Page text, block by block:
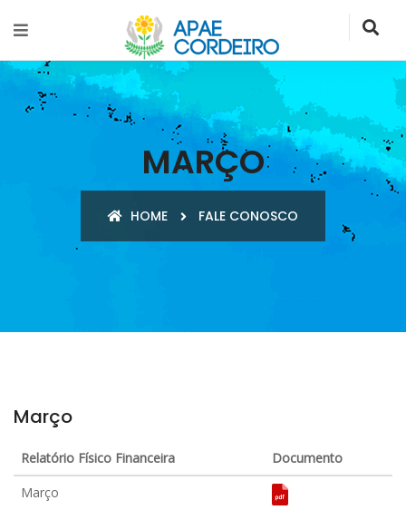
MARÇO
HOME FALE CONOSCO
Março
Relatório Físico Financeira
Documento
Março